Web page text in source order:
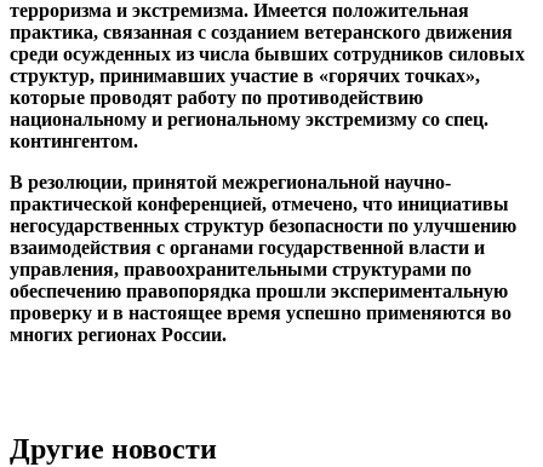
терроризма и экстремизма. Имеется положительная
практика, связанная с созданием ветеранского движения
среди осужденных из числа бывших сотрудников силовых
структур, принимавших участие в «горячих точках»,
которые проводят работу по противодействию
национальному и региональному экстремизму со спец.
контингентом.
В резолюции, принятой межрегиональной научно-
практической конференцией, отмечено, что инициативы
негосударственных структур безопасности по улучшению
взаимодействия с органами государственной власти и
управления, правоохранительными структурами по
обеспечению правопорядка прошли экспериментальную
проверку и в настоящее время успешно применяются во
многих регионах России.
Другие новости